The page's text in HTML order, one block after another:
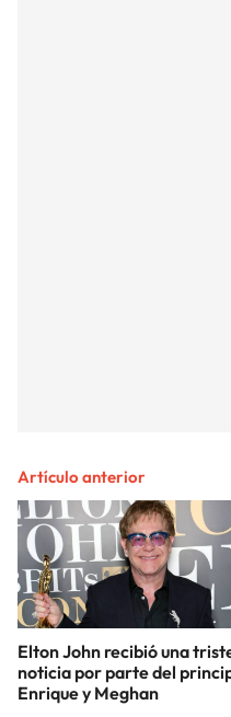
Artículo anterior
Elton John recibió una
noticia por parte del
Enrique y Meghan